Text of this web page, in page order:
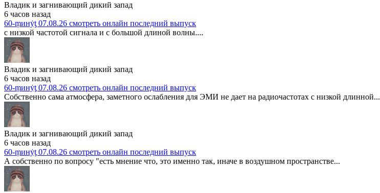
Владик и загнивающий дикий запад
6 часов назад
60-ṃинẏƫ 07.08.26 смотреть онлайн последний выпуск
с низкой частотой сигнала и с большой длиной волны....
Владик и загнивающий дикий запад
6 часов назад
60-ṃинẏƫ 07.08.26 смотреть онлайн последний выпуск
Собственно сама атмосфера, заметного ослабления для ЭМИ не дает на радиочастотах с низкой длинной...
Владик и загнивающий дикий запад
6 часов назад
60-ṃинẏƫ 07.08.26 смотреть онлайн последний выпуск
А собственно по вопросу "есть мнение что, это именно так, иначе в воздушном пространстве...